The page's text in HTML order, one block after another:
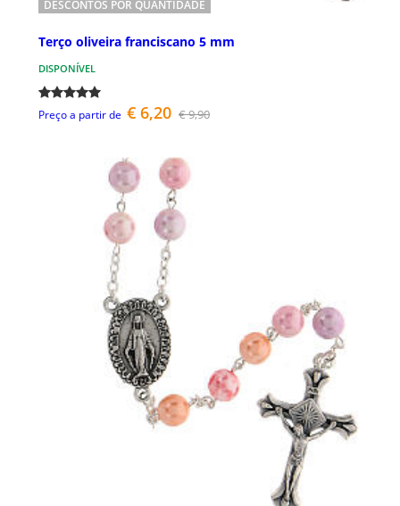
DESCONTOS POR QUANTIDADE
Terço oliveira franciscano 5 mm
DISPONÍVEL
Preço a partir de € 6,20 € 9,90